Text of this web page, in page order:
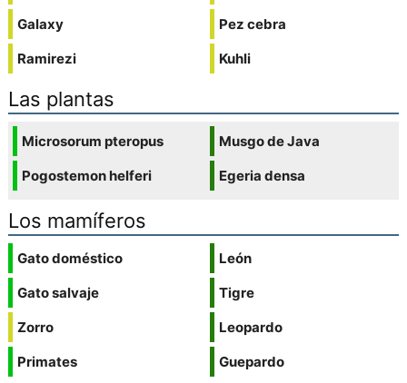
Galaxy
Ramirezi
Pez cebra
Kuhli
Las plantas
Microsorum pteropus
Pogostemon helferi
Musgo de Java
Egeria densa
Los mamíferos
Gato doméstico
Gato salvaje
Zorro
Primates
León
Tigre
Leopardo
Guepardo